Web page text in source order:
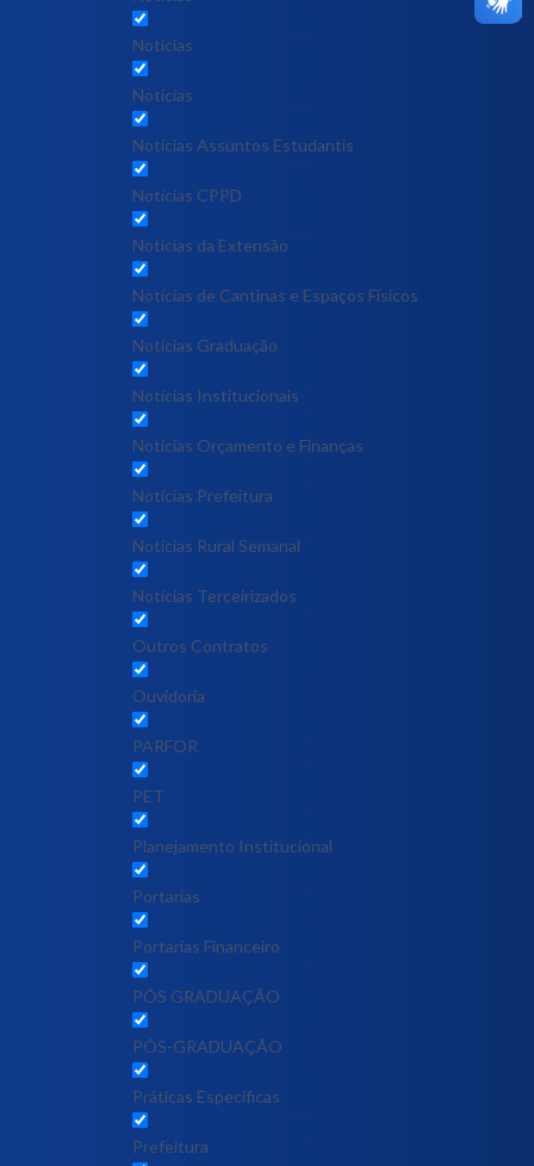
Notícias
Notícias
Notícias Assuntos Estudantis
Notícias CPPD
Notícias da Extensão
Notícias de Cantinas e Espaços Físicos
Notícias Graduação
Notícias Institucionais
Notícias Orçamento e Finanças
Notícias Prefeitura
Notícias Rural Semanal
Notícias Terceirizados
Outros Contratos
Ouvidoria
PARFOR
PET
Planejamento Institucional
Portarias
Portarias Financeiro
PÓS GRADUAÇÃO
PÓS-GRADUAÇÃO
Práticas Específicas
Prefeitura